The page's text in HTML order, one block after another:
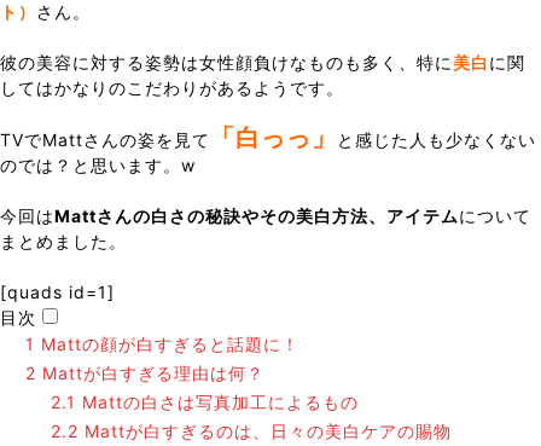
ト） さん。
彼の美容に対する姿勢は女性顔負けなものも多く、特に美白 に関
してはかなりのこだわりがあるようです。
TVでMattさんの姿を見て 「白っっ」
と感じた人も少なくない
のでは？と思います。w
今回はMattさんの白さの秘訣やその美白方法、アイテムについて
まとめました。
[quads id=1]
目次
1 Mattの顔が白すぎると話題に！
2 Mattが白すぎる理由は何？
2.1 Mattの白さは写真加工によるもの
2.2 Mattが白すぎるのは、日々の美白ケアの賜物